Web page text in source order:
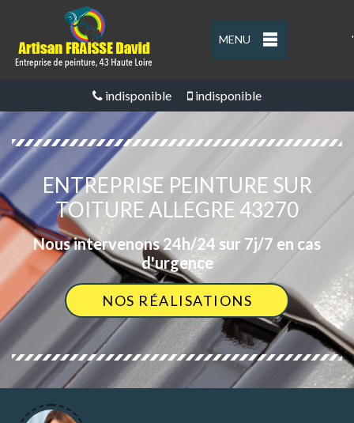
MENU '
indisponible indisponible
ENTREPRISE PEINTURE SUR
TOITURE ALLEGRE 43270
Nous intervenons 24h/24 sur 7j/7 en cas
d'urgence
NOS RÉALISATIONS